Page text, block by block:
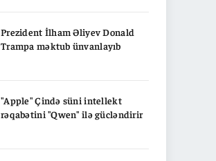
Prezident İlham Əliyev Donald
Trampa məktub ünvanlayıb
"Apple" Çində süni intellekt
rəqabətini "Qwen" ilə gücləndirir